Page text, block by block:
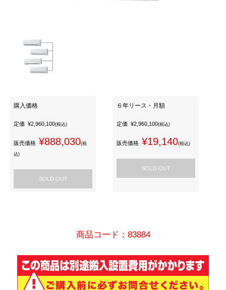
購入価格
定価 ¥2,960,100(税込)
販売価格 ¥888,030(税
込)
SOLD OUT
６年リース・月額
定価 ¥2,960,100(税込)
販売価格 ¥19,140(税込)
SOLD OUT
商品コード：83884